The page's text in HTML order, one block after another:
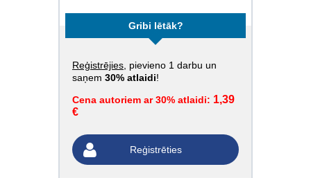
Gribi lētāk?
Reģistrējies , pievieno 1 darbu un
saņem 30% atlaidi!
Cena autoriem ar 30% atlaidi: 1,39
€
Reģistrēties